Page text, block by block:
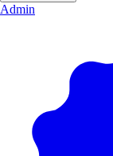
Admin